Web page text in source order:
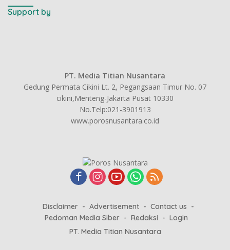
Support by
PT. Media Titian Nusantara
Gedung Permata Cikini Lt. 2, Pegangsaan Timur No. 07
cikini,Menteng-Jakarta Pusat 10330
No.Telp:021-3901913
www.porosnusantara.co.id
Disclaimer Advertisement
Contact us
Pedoman Media Siber
Redaksi
Login
PT. Media Titian Nusantara